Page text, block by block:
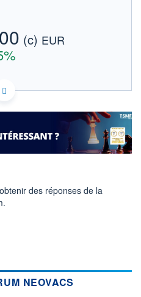
FORUM
ACTIONNAIRES
(c) EUR
RÉEL
1,5
1,1200
CAPITAL ÉCHANGÉ
des réponses de la
NEOVACS